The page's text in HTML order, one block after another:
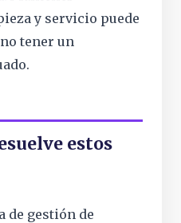
y servicio puede
tener un
estos
de gestión de